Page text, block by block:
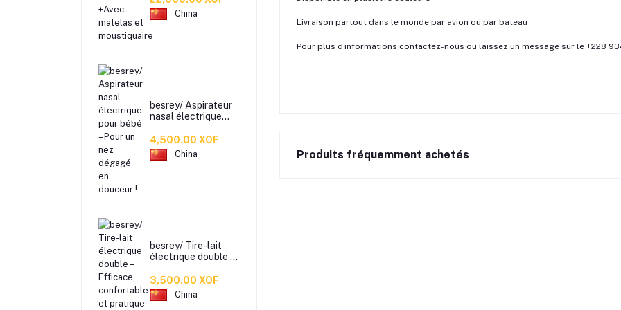
moustiquaire
China
besrey/ Aspirateur
nasal électrique
nez dégagé en
douceur !
4,500.00 XOF
China
besrey/ Tire-lait
électrique double –
confortable et
pratique !
3,500.00 XOF
China
Livraison partout dans le monde par avion ou par bateau
Pour plus d'informations contactez-nous ou laissez un message sur le +228
Produits fréquemment achetés